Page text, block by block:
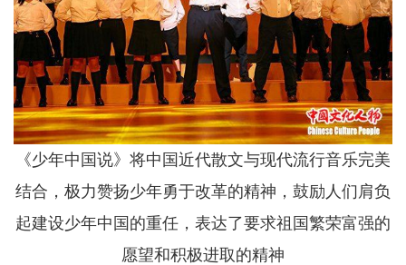
《少年中国说》将中国近代散文与现代流行音乐完美
结合，极力赞扬少年勇于改革的精神，鼓励人们肩负
起建设少年中国的重任，表达了要求祖国繁荣富强的
愿望和积极进取的精神